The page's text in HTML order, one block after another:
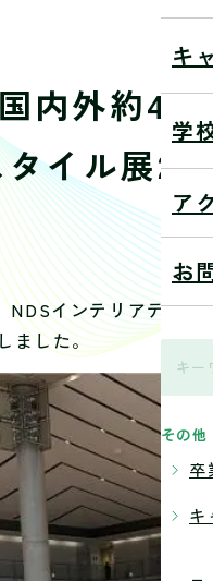
キ
学
ア
お
その他
卒
キ
国内外約
イル展
NDSインテリアデザ
した。